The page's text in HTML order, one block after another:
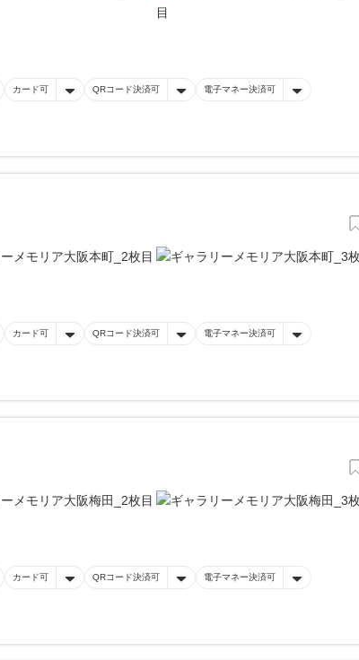
カード可 QRコード決済可 電子マネー決済可
カード可 QRコード決済可 電子マネー決済可
カード可 QRコード決済可 電子マネー決済可